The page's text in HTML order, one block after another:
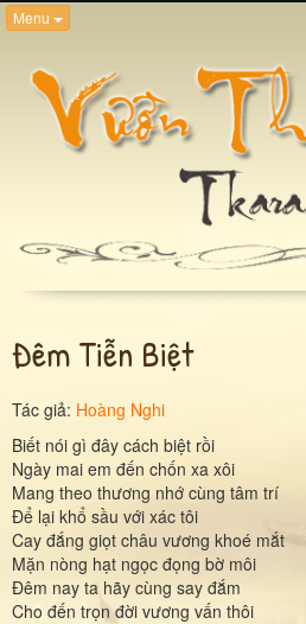
Menu
Đêm Tiễn Biệt
Tác giả: Hoàng Nghi
Biết nói gì đây cách biệt rồi
Ngày mai em đến chốn xa xôi
Mang theo thương nhớ cùng tâm trí
Để lại khổ sầu với xác tôi
Cay đắng giọt châu vương khoé mắt
Mặn nòng hạt ngọc đọng bờ môi
Đêm nay ta hãy cùng say đắm
Cho đến trọn đời vương vấn thôi